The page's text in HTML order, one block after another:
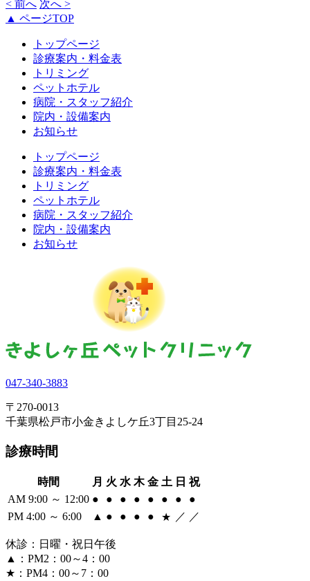
< 前へ 次へ >
▲ ページTOP
トップページ
診療案内・料金表
トリミング
ペットホテル
病院・スタッフ紹介
院内・設備案内
お知らせ
トップページ
診療案内・料金表
トリミング
ペットホテル
病院・スタッフ紹介
院内・設備案内
お知らせ
047-340-3883
〒270-0013
千葉県松戸市小金きよしケ丘3丁目25-24
診療時間
時間 月 火 水 木 金 土 日 祝
AM 9:00 ～ 12:00 ● ● ● ● ● ● ●
●
PM 4:00 ～ 6:00
▲ ● ● ● ● ★ ／ ／
休診：日曜・祝日午後
▲：PM2：00～4：00
★：PM4：00～7：00